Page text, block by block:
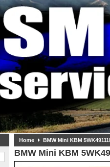
Home BMW Mini KBM
BMW Mini KBM